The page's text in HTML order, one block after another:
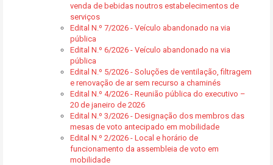
venda de bebidas noutros estabelecimentos de
serviços
Edital N.º 7/2026 - Veículo abandonado na via
pública
Edital N.º 6/2026 - Veículo abandonado na via
pública
Edital N.º 5/2026 - Soluções de ventilação, filtragem
e renovação de ar sem recurso a chaminés
Edital N.º 4/2026 - Reunião pública do executivo –
20 de janeiro de 2026
Edital N.º 3/2026 - Designação dos membros das
mesas de voto antecipado em mobilidade
Edital N.º 2/2026 - Local e horário de
funcionamento da assembleia de voto em
mobilidade